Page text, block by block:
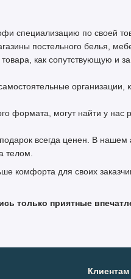
специализацию по своей
постельного белья,
как сопутствующую и
организации,
формата, могут найти у
всегда ценен. В нашем
телом.
комфорта для своих
только приятные
Клиентам